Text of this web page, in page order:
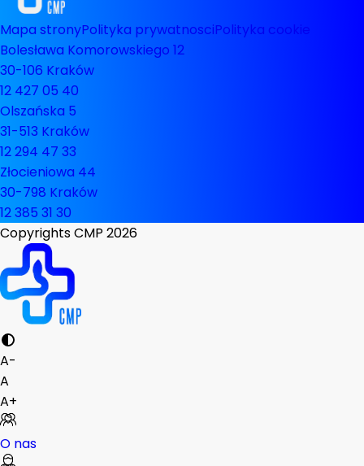
Mapa stronyPolityka prywatnosciPolityka cookie
Bolesława Komorowskiego 12
30-106 Kraków
12 427 05 40
Olszańska 5
31-513 Kraków
12 294 47 33
Złocieniowa 44
30-798 Kraków
12 385 31 30
Copyrights CMP 2026
A-
A
A+
O nas